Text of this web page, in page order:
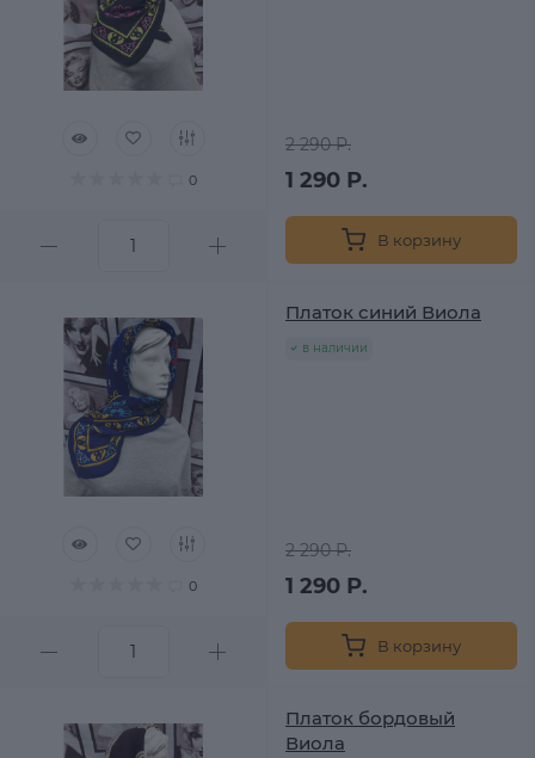
0
2 290 Р.
1 290 Р.
В корзину
0
Платок синий Виола
в наличии
2 290 Р.
1 290 Р.
В корзину
Платок бордовый
Виола